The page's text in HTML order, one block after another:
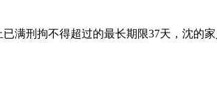
满刑拘不得超过的最长期限37天，沈的